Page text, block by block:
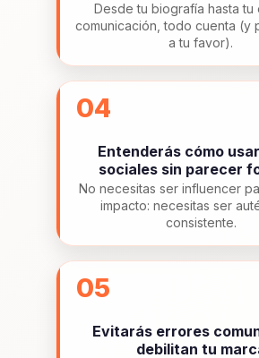
Desde tu biografía hasta tu
comunicación, todo cuenta (y
a tu favor).
04
Entenderás cómo
sociales sin parecer
No necesitas ser influencer
impacto: necesitas ser
consistente.
05
Evitarás errores
debilitan tu